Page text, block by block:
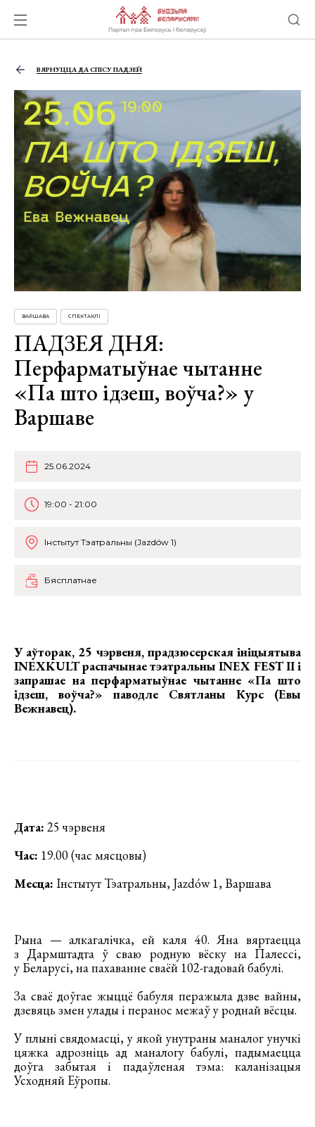
ВЯРНУЦЦА ДА СПІСУ ПАДЗЕЙ
ВАРШАВА СПЕКТАКЛІ
ПАДЗЕЯ ДНЯ:
Перфарматыўнае чытанне
«Па што ідзеш, воўча?» у
Варшаве
25.06.2024
19:00 - 21:00
Інстытут Тэатральны (Jazdów 1)
Бясплатнае
У аўторак, 25 чэрвеня, прадзюсерская ініцыятыва
INEXKULT распачынае тэатральны INEX FEST II і
запрашае наперфарматыўнае чытанне «Па што
ідзеш, воўча?» паводле Святланы Курс (Евы
Вежнавец).
Дата: 25 чэрвеня
Час: 19.00 (час мясцовы)
Месца: Інстытут Тэатральны, Jazdów 1, Варшава
Рына — алкагалічка, ей каля 40. Яна вяртаецца
з Дармштадта ў сваю родную вёску на Палессі,
у Беларусі, на пахаванне сваёй 102-гадовай бабулі.
За сваё доўгае жыццё бабуля перажыла дзве вайны,
дзевяць змен улады і перанос межаў у роднай вёсцы.
У плыні свядомасці, у якой унутраны маналог унучкі
цяжка адрозніць ад маналогу бабулі, падымаецца
доўга забытая і падаўленая тэма: каланізацыя
Усходняй Еўропы.